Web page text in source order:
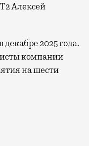
Алексей
2025 года.
компании
на шести
работы по